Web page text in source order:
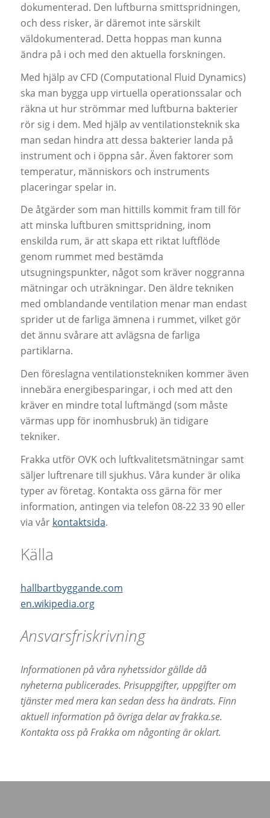
dokumenterad. Den luftburna smittspridningen,
och dess risker, är däremot inte särskilt
väldokumenterad. Detta hoppas man kunna
ändra på i och med den aktuella forskningen.
Med hjälp av CFD (Computational Fluid Dynamics)
ska man bygga upp virtuella operationssalar och
räkna ut hur strömmar med luftburna bakterier
rör sig i dem. Med hjälp av ventilationsteknik ska
man sedan hindra att dessa bakterier landa på
instrument och i öppna sår. Även faktorer som
temperatur, människors och instruments
placeringar spelar in.
De åtgärder som man hittills kommit fram till för
att minska luftburen smittspridning, inom
enskilda rum, är att skapa ett riktat luftflöde
genom rummet med bestämda
utsugningspunkter, något som kräver noggranna
mätningar och uträkningar. Den äldre tekniken
med omblandande ventilation menar man endast
sprider ut de farliga ämnena i rummet, vilket gör
det ännu svårare att avlägsna de farliga
partiklarna.
Den föreslagna ventilationstekniken kommer även
innebära energibesparingar, i och med att den
kräver en mindre total luftmängd (som måste
värmas upp för inomhusbruk) än tidigare
tekniker.
Frakka utför OVK och luftkvalitetsmätningar samt
säljer luftrenare till sjukhus. Våra kunder är olika
typer av företag. Kontakta oss gärna för mer
information, antingen via telefon 08-22 33 90 eller
via vår kontaktsida.
Källa
hallbartbyggande.com
en.wikipedia.org
Ansvarsfriskrivning
Informationen på våra nyhetssidor gällde då
nyheterna publicerades. Prisuppgifter, uppgifter om
tjänster med mera kan sedan dess ha ändrats. Finn
aktuell information på övriga delar av frakka.se.
Kontakta oss på Frakka om någonting är oklart.